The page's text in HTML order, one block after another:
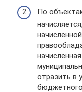
По
отразить в
бюджетного